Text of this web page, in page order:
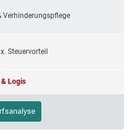
Verhinderungspflege
Steuervorteil
Logis